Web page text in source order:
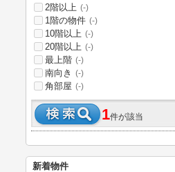
2階以上 (-)
1階の物件 (-)
10階以上 (-)
20階以上 (-)
最上階 (-)
南向き (-)
角部屋 (-)
1件が該当
新着物件